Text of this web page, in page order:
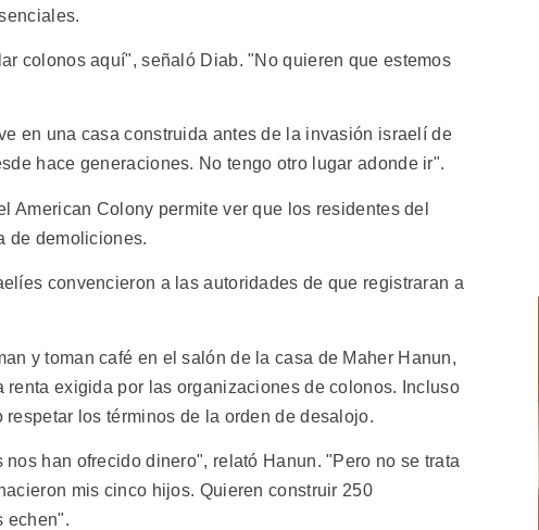
colonos aquí", señaló Diab. "No quieren que estemos
en una casa construida antes de la invasión israelí de
hace generaciones. No tengo otro lugar adonde ir".
American Colony permite ver que los residentes del
de demoliciones.
convencieron a las autoridades de que registraran a
y toman café en el salón de la casa de Maher Hanun,
exigida por las organizaciones de colonos. Incluso
los términos de la orden de desalojo.
han ofrecido dinero", relató Hanun. "Pero no se trata
mis cinco hijos. Quieren construir 250
echen".